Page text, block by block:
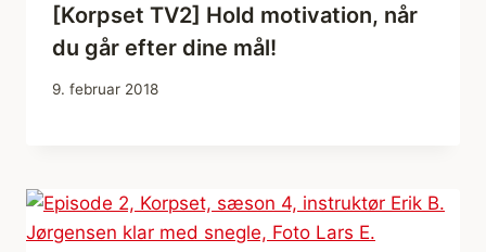
[Korpset TV2] Hold motivation, når
du går efter dine mål!
9. februar 2018